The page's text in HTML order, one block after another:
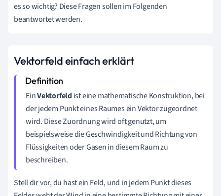
es so wichtig? Diese Fragen sollen im Folgenden
beantwortet werden.
Vektorfeld einfach erklärt
EinVektorfeldist eine mathematische Konstruktion, bei
der jedem Punkt eines Raumes ein Vektor zugeordnet
wird. Diese Zuordnung wird oft genutzt, um
beispielsweise die Geschwindigkeit und Richtung von
Flüssigkeiten oder Gasen in diesem Raum zu
beschreiben.
Stell dir vor, du hast ein Feld, und in jedem Punkt dieses